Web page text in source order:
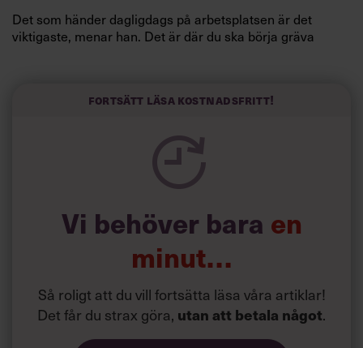
Det som händer dagligdags på arbetsplatsen är det
viktigaste, menar han. Det är där du ska börja gräva
och höjt arbetsglädjen på Google:
Fortsätt läsa kostnadsfritt!
Vi behöver bara en
minut…
Så roligt att du vill fortsätta läsa våra artiklar!
Det får du strax göra, utan att betala något.